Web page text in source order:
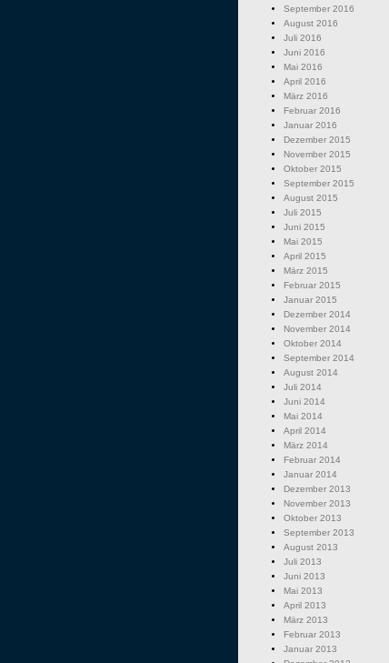
September 2016
August 2016
Juli 2016
Juni 2016
Mai 2016
April 2016
März 2016
Februar 2016
Januar 2016
Dezember 2015
November 2015
Oktober 2015
September 2015
August 2015
Juli 2015
Juni 2015
Mai 2015
April 2015
März 2015
Februar 2015
Januar 2015
Dezember 2014
November 2014
Oktober 2014
September 2014
August 2014
Juli 2014
Juni 2014
Mai 2014
April 2014
März 2014
Februar 2014
Januar 2014
Dezember 2013
November 2013
Oktober 2013
September 2013
August 2013
Juli 2013
Juni 2013
Mai 2013
April 2013
März 2013
Februar 2013
Januar 2013